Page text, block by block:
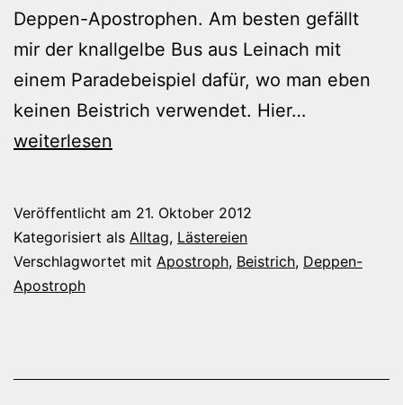
Deppen-Apostrophen. Am besten gefällt
mir der knallgelbe Bus aus Leinach mit
einem Paradebeispiel dafür, wo man eben
keinen Beistrich verwendet. Hier…
weiterlesen
Veröffentlicht am 21. Oktober 2012
Kategorisiert als Alltag, Lästereien
Verschlagwortet mit Apostroph, Beistrich, Deppen-
Apostroph